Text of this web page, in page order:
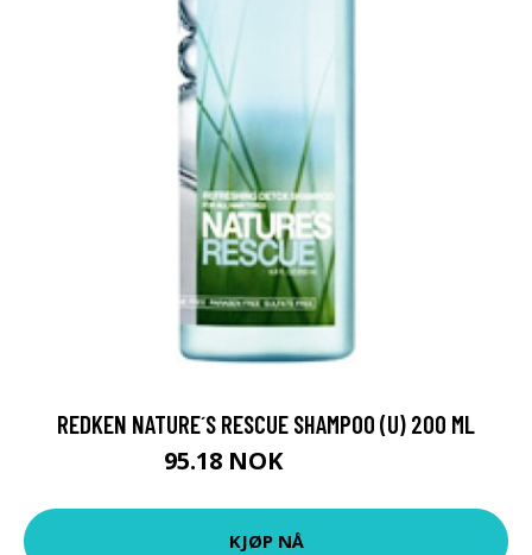
REDKEN NATURE´S RESCUE SHAMPOO (U) 200 ML
95.18 NOK
KJØP NÅ